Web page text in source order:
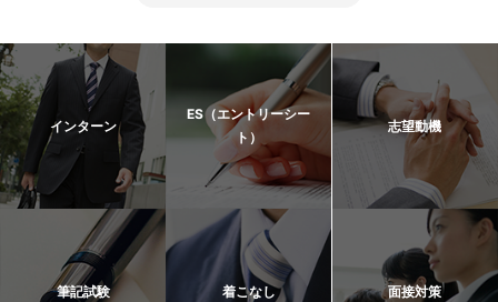
インターン
ES（エントリーシー
ト）
志望動機
筆記試験 着こなし 面接対策